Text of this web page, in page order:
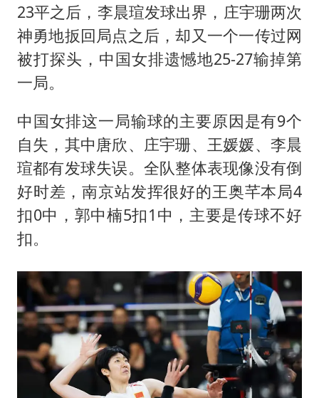
23平之后，李晨瑄发球出界，庄宇珊两次
神勇地扳回局点之后，却又一个一传过网
被打探头，中国女排遗憾地25-27输掉第
一局。
中国女排这一局输球的主要原因是有9个
自失，其中唐欣、庄宇珊、王媛媛、李晨
瑄都有发球失误。全队整体表现像没有倒
好时差，南京站发挥很好的王奥芊本局4
扣0中，郭中楠5扣1中，主要是传球不好
扣。